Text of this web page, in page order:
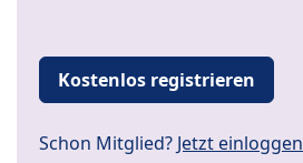
Kostenlos registrieren
Schon Mitglied? Jetzt einloggen